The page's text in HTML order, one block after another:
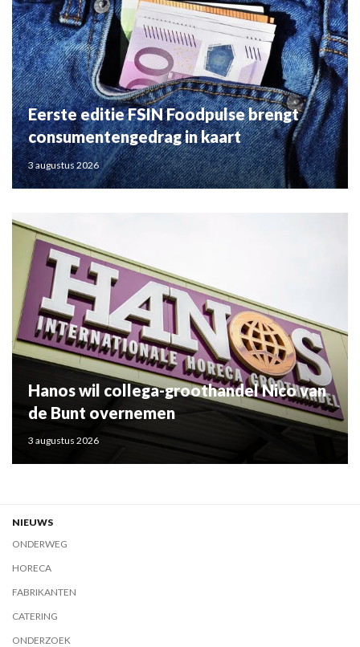
Eerste editie FSIN Foodpulse brengt
consumentengedrag in kaart
3 augustus 2026
Hanos wil collega-groothandel Nico van
de Bunt overnemen
3 augustus 2026
NIEUWS
ONDERWEG
HORECA
FABRIKANTEN
CATERING
ONDERZOEK